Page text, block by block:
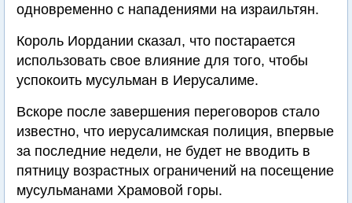
одновременно с нападениями на израильтян.
Король Иордании сказал, что постарается
использовать свое влияние для того, чтобы
успокоить мусульман в Иерусалиме.
Вскоре после завершения переговоров стало
известно, что иерусалимская полиция, впервые
за последние недели, не будет не вводить в
пятницу возрастных ограничений на посещение
мусульманами Храмовой горы.